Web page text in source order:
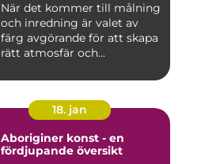
När det kommer till målning
och inredning är valet av
färg avgörande för att skapa
rätt atmosfär och...
18. jan
Aboriginer konst - en
fördjupande översikt